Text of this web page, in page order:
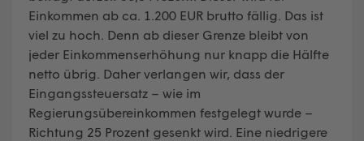
Einkommen ab ca. 1.200 EUR brutto fällig. Das ist
viel zu hoch. Denn ab dieser Grenze bleibt von
jeder Einkommenserhöhung nur knapp die Hälfte
netto übrig. Daher verlangen wir, dass der
Eingangssteuersatz – wie im
Regierungsübereinkommen festgelegt wurde –
Richtung 25 Prozent gesenkt wird. Eine niedrigere